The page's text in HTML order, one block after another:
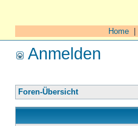
Home
Anmelden
Foren-Übersicht